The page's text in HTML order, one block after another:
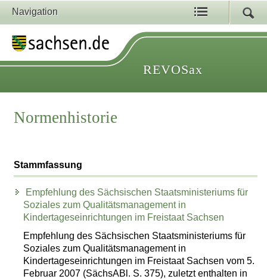
Navigation
REVOSax
Normenhistorie
Stammfassung
Empfehlung des Sächsischen Staatsministeriums für
Soziales zum Qualitätsmanagement in
Kindertageseinrichtungen im Freistaat Sachsen
Empfehlung des Sächsischen Staatsministeriums für
Soziales zum Qualitätsmanagement in
Kindertageseinrichtungen im Freistaat Sachsen vom 5.
Februar 2007 (SächsABl. S. 375), zuletzt enthalten in